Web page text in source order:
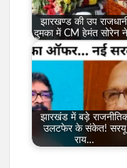
झारखण्ड की उप
दुमका में CM हेमंत सोरेन
झारखंड में बड़े
उलटफेर के संकेत! सरयू
राय…